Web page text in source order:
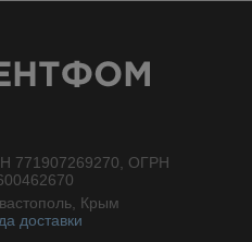
771907269270, ОГРН
Крым
доставки